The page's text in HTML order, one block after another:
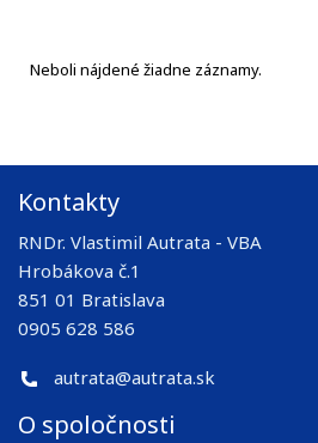
Neboli nájdené žiadne záznamy.
Kontakty
RNDr. Vlastimil Autrata - VBA
Hrobákova č.1
851 01 Bratislava
0905 628 586
autrata@autrata.sk
O spoločnosti